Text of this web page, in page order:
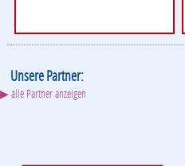
Unsere Partner:
▶ alle Partner anzeigen